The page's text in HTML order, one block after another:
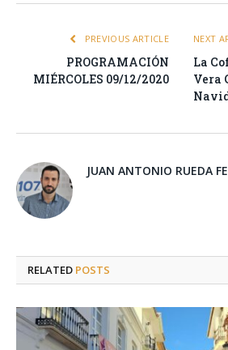
PREVIOUS ARTICLE
PROGRAMACIÓN
MIÉRCOLES 09/12/2020
NEXT
La
Vera
JUAN ANTONIO RUEDA
RELATED POSTS